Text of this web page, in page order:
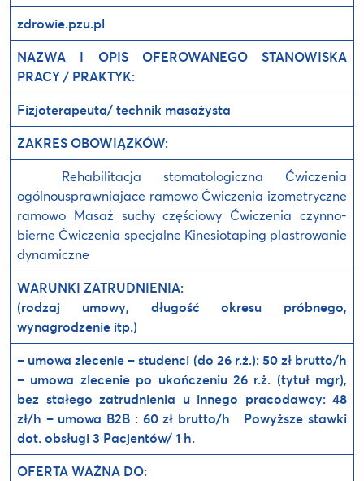
zdrowie.pzu.pl
NAZWA I OPIS OFEROWANEGO STANOWISKA
PRACY / PRAKTYK:
Fizjoterapeuta/ technik masażysta
ZAKRES OBOWIĄZKÓW:
Rehabilitacja stomatologiczna Ćwiczenia
ogólnousprawniajace ramowo Ćwiczenia izometryczne
ramowo Masaż suchy częściowy Ćwiczenia czynno-
bierne Ćwiczenia specjalne Kinesiotaping plastrowanie
dynamiczne
WARUNKI ZATRUDNIENIA:
(rodzaj umowy, długość okresu próbnego,
wynagrodzenie itp.)
– umowa zlecenie – studenci (do 26 r.ż.): 50 zł brutto/h
– umowa zlecenie po ukończeniu 26 r.ż. (tytuł mgr),
bez stałego zatrudnienia u innego pracodawcy: 48
zł/h – umowa B2B : 60 zł brutto/h
Powyższe stawki
dot. obsługi 3 Pacjentów/ 1 h.
OFERTA WAŻNA DO: